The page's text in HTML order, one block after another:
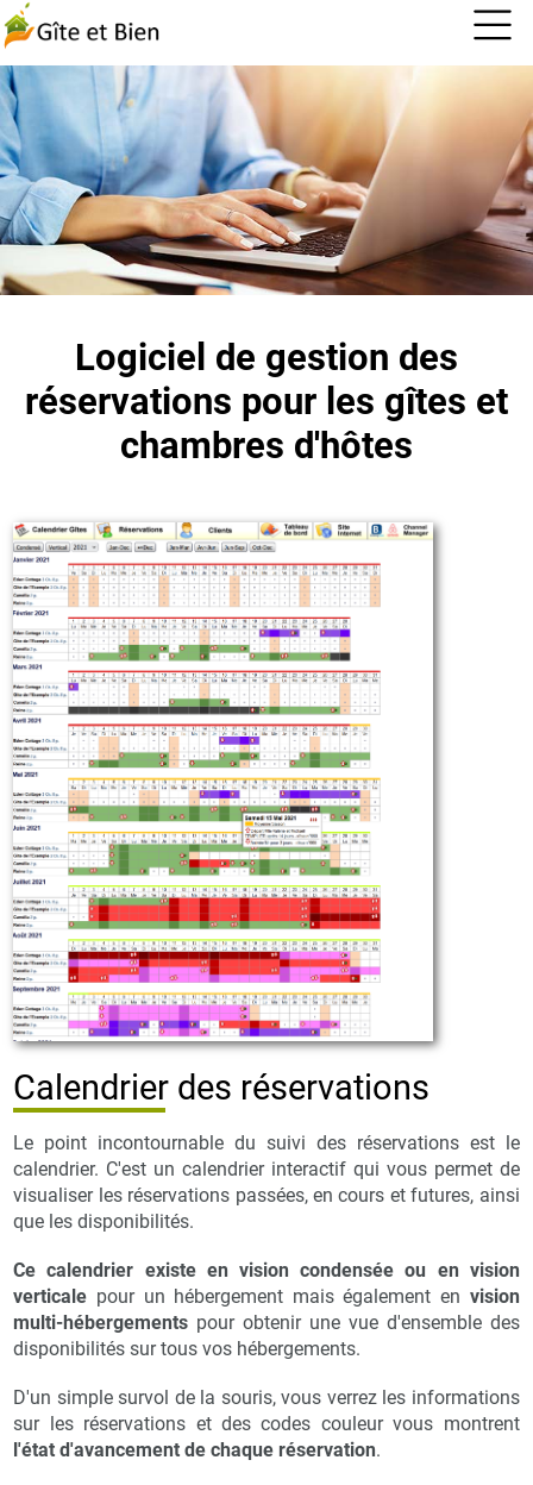
Logiciel de gestion des
réservations pour les gîtes et
chambres d'hôtes
Calendrier des réservations
Le point incontournable du suivi des réservations est le
calendrier. C'est un calendrier interactif qui vous permet de
visualiser les réservations passées, en cours et futures, ainsi
que les disponibilités.
Ce calendrier existe en vision condensée ou en vision
verticale pour un hébergement mais également en vision
multi-hébergements pour obtenir une vue d'ensemble des
disponibilités sur tous vos hébergements.
D'un simple survol de la souris, vous verrez les informations
sur les réservations et des codes couleur vous montrent
l'état d'avancement de chaque réservation.